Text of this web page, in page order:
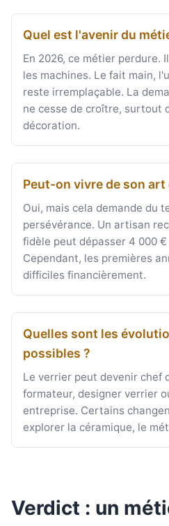
Quel est l'avenir du
En 2026, ce métier perdure.
les machines. Le fait main,
reste irremplaçable. La
ne cesse de croître, surtout
décoration.
Peut-on vivre de son
Oui, mais cela demande du
persévérance. Un artisan
fidèle peut dépasser 4 000
Cependant, les premières
difficiles financièrement.
Quelles sont les
possibles ?
Le verrier peut devenir chef
formateur, designer verrier
entreprise. Certains
explorer la céramique, le
Verdict : un